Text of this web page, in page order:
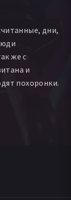
дни,
же с
и
похоронки.
которая